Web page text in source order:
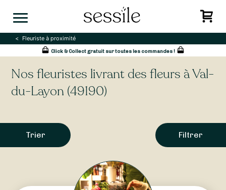
Fleuriste à proximité
Click & Collect gratuit sur toutes les commandes !
Nos fleuristes livrant des fleurs à Val-
du-Layon (49190)
Trier Filtrer